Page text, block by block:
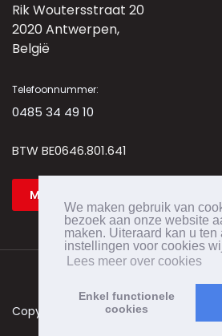
We maken gebruik van
bezoek aan onze website
maken. Uiteraard kan u
instellingen voor cookies
Lees meer over cookies
Enkel functionele
cookies
Rik Woutersstraat 20
2020 Antwerpen,
België
Telefoonnummer:
0485 34 49 10
BTW BE0646.801.641
Mail ons
Copyrights © 2026 All Rights Reserved.